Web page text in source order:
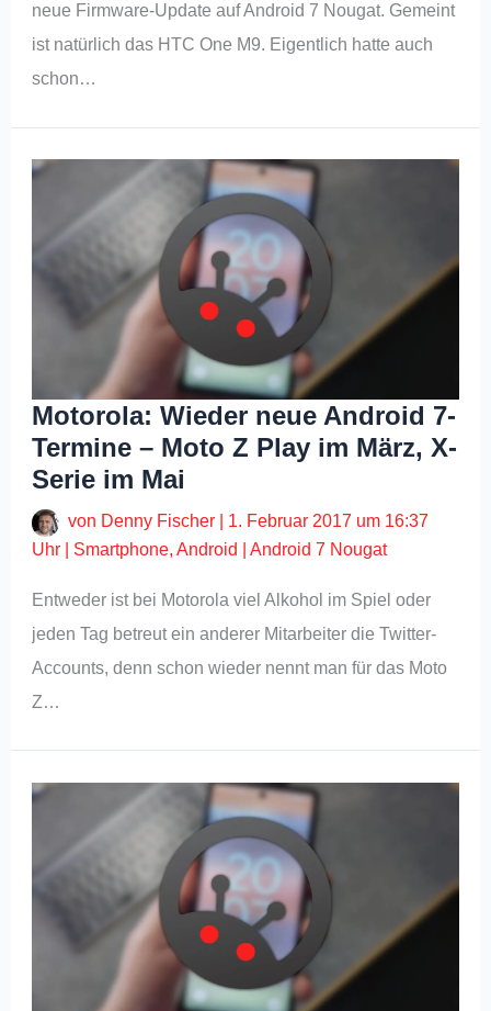
neue Firmware-Update auf Android 7 Nougat. Gemeint
ist natürlich das HTC One M9. Eigentlich hatte auch
schon…
Motorola: Wieder neue Android 7-
Termine – Moto Z Play im März, X-
Serie im Mai
von Denny Fischer
1. Februar 2017 um 16:37
Uhr
Smartphone,Android |Android 7 Nougat
Entweder ist bei Motorola viel Alkohol im Spiel oder
jeden Tag betreut ein anderer Mitarbeiter die Twitter-
Accounts, denn schon wieder nennt man für das Moto
Z…